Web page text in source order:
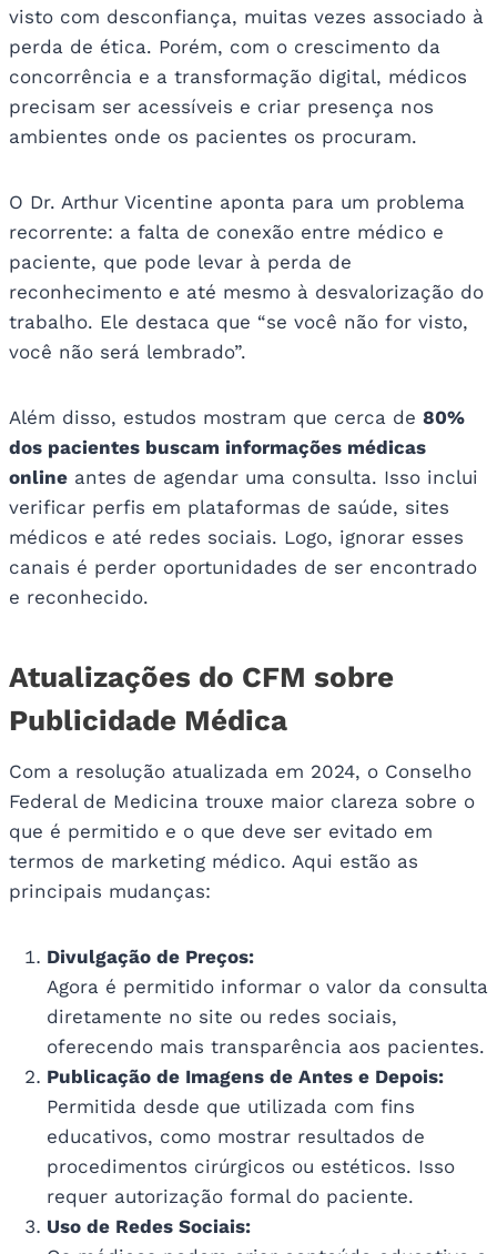
visto com desconfiança, muitas vezes associado à
perda de ética. Porém, com o crescimento da
concorrência e a transformação digital, médicos
precisam ser acessíveis e criar presença nos
ambientes onde os pacientes os procuram.
O Dr. Arthur Vicentine aponta para um problema
recorrente: a falta de conexão entre médico e
paciente, que pode levar à perda de
reconhecimento e até mesmo à desvalorização do
trabalho. Ele destaca que “se você não for visto,
você não será lembrado”.
Além disso, estudos mostram que cerca de 80%
dos pacientes buscam informações médicas
online antes de agendar uma consulta. Isso inclui
verificar perfis em plataformas de saúde, sites
médicos e até redes sociais. Logo, ignorar esses
canais é perder oportunidades de ser encontrado
e reconhecido.
Atualizações do CFM sobre
Publicidade Médica
Com a resolução atualizada em 2024, o Conselho
Federal de Medicina trouxe maior clareza sobre o
que é permitido e o que deve ser evitado em
termos de marketing médico. Aqui estão as
principais mudanças:
Divulgação de Preços:
Agora é permitido informar o valor da consulta
diretamente no site ou redes sociais,
oferecendo mais transparência aos pacientes.
Publicação de Imagens de Antes e Depois:
Permitida desde que utilizada com fins
educativos, como mostrar resultados de
procedimentos cirúrgicos ou estéticos. Isso
requer autorização formal do paciente.
Uso de Redes Sociais: